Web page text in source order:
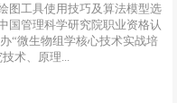
图工具使用技巧及算法模型选
国管理科学研究院职业资格认
“微生物组学核心技术实战培
术、原理...